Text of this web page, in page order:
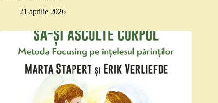
21 aprilie 2026